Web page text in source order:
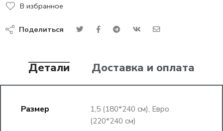
В избранное
Поделиться
Детали Доставка и оплата
Размер
1,5 (180*240 см), Евро
(220*240 см)